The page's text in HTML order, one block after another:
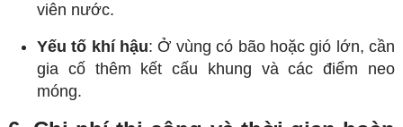
viên nước.
Yếu tố khí hậu: Ở vùng có bão hoặc gió lớn, cần
gia cố thêm kết cấu khung và các điểm neo
móng.